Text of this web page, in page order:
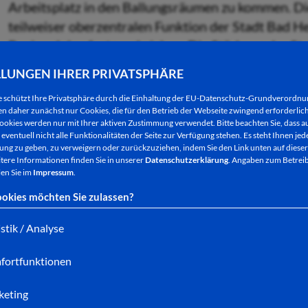
IHRER PRIVATSPHÄRE
schützt Ihre Privatsphäre durch die Einhaltung der EU-Datenschutz-
daher zunächst nur Cookies, die für den Betrieb der Webseite zwingend
werden nur mit Ihrer aktiven Zustimmung verwendet. Bitte beachten Sie, dass
nicht alle Funktionalitäten der Seite zur Verfügung stehen. Es steht Ihnen
zu geben, zu verweigern oder zurückzuziehen, indem Sie den Link unten auf
Informationen finden Sie in unsererDatenschutzerklärung. Angaben zum
Sie im Impressum.
möchten Sie zulassen?
/ Analyse
Arbeitsplatz in den Ballungsräumen zu kommen.
teilweiser oberzentralen Funktion der Stadt Bad
Regionalplan festgeschrieben. Die Stärkung der
Diese Funktion soll gestärkt werden. Die
im Bundesverkehrswegeplan, die lautet:„Das
Bad Hersfeld in Bezug auf Oberzentren, IC-/ICE-
Die Stadt Bad Hersfeld fordert die Erhaltung
Die Stadt Bad Hersfeld wird in großen Bereichen
Bundesstraßen mit starkem überörtlichem
Bahnstrecke Fulda –Hersfeld-Bebra geprägt.
ineinander übergehen, die neue Trasse gebaut
wichtiger „Regionaler Grünzug“ ausgewiesen mit
Landschaftsbild zu schützen. Auf der Grundlage
Flächennutzungsplan 2009 den von der